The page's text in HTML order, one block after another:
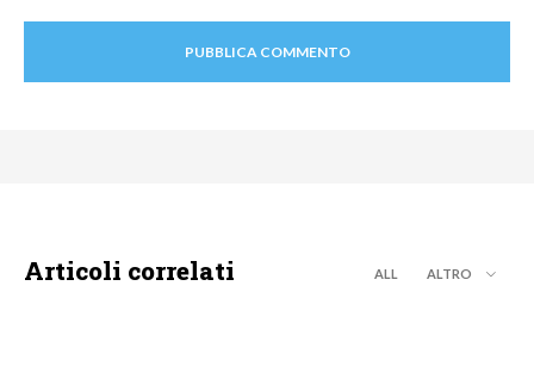
Articoli correlati ALL ALTRO